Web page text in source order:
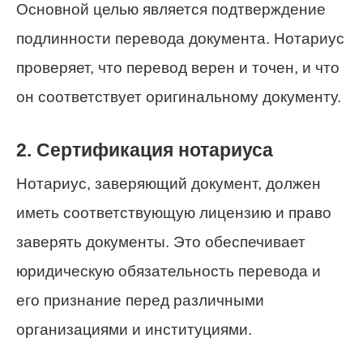
Основной целью является подтверждение
подлинности перевода документа. Нотариус
проверяет, что перевод верен и точен, и что
он соответствует оригинальному документу.
2. Сертификация нотариуса
Нотариус, заверяющий документ, должен
иметь соответствующую лицензию и право
заверять документы. Это обеспечивает
юридическую обязательность перевода и
его признание перед различными
организациями и институциями.